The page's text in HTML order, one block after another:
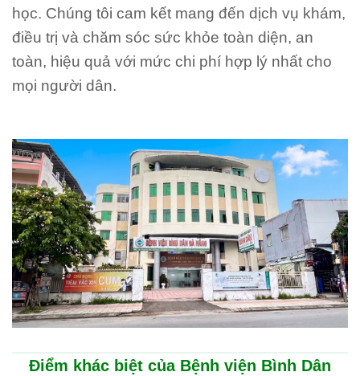
học. Chúng tôi cam kết mang đến dịch vụ khám,
điều trị và chăm sóc sức khỏe toàn diện, an
toàn, hiệu quả với mức chi phí hợp lý nhất cho
mọi người dân.
Điểm khác biệt của Bệnh viện Bình Dân